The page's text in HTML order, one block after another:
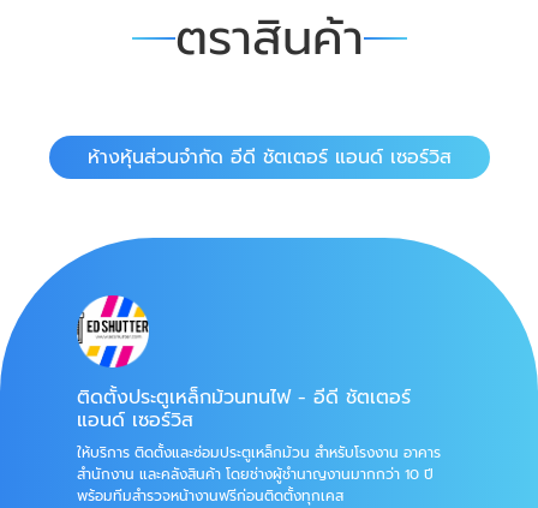
ตราสินค้า
ห้างหุ้นส่วนจำกัด อีดี ชัตเตอร์ แอนด์ เซอร์วิส
ติดตั้งประตูเหล็กม้วนทนไฟ - อีดี ชัตเตอร์
แอนด์ เซอร์วิส
ให้บริการ ติดตั้งและซ่อมประตูเหล็กม้วน สำหรับโรงงาน อาคาร
สำนักงาน และคลังสินค้า โดยช่างผู้ชำนาญงานมากกว่า 10 ปี
พร้อมทีมสำรวจหน้างานฟรีก่อนติดตั้งทุกเคส